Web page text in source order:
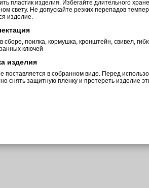
пластик изделия. Избегайте длительного
свету. Не допускайте резких перепадов
изделие.
в сборе, поилка, кормушка, кронштейн, свивел,
ключей
изделия
поставляется в собранном виде. Перед
снять защитную пленку и протереть изделие